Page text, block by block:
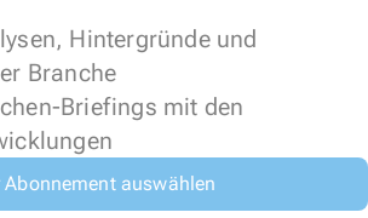
Hintergründe und
Branche
Briefings mit den
Abonnement auswählen